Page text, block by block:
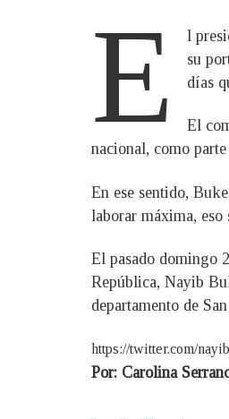
E
l
su
días
El
nacional, como
En ese sentido,
laborar máxima, eso
El pasado domingo
República, Nayib
departamento de
https://twitter.com/
Por: Carolina